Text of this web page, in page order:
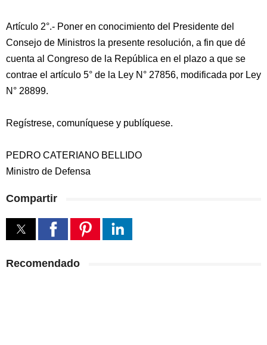
Artículo 2°.- Poner en conocimiento del Presidente del
Consejo de Ministros la presente resolución, a fin que dé
cuenta al Congreso de la República en el plazo a que se
contrae el artículo 5° de la Ley N° 27856, modificada por Ley
N° 28899.
Regístrese, comuníquese y publíquese.
PEDRO CATERIANO BELLIDO
Ministro de Defensa
Compartir
Recomendado